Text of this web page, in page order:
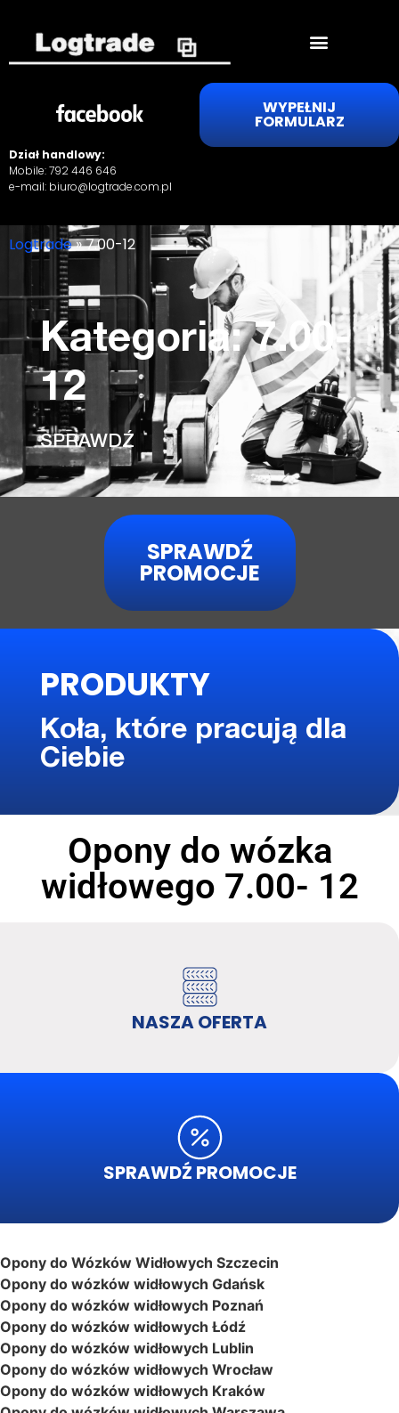
WYPEŁNIJ
FORMULARZ
Dział handlowy:
Mobile:792 446 646
e-mail: biuro@logtrade.com.pl
Logtrade»7.00-12
Kategoria: 7.00-
12
SPRAWDŹ
SPRAWDŹ
PROMOCJE
PRODUKTY
Koła, które pracują dla
Ciebie
Opony do wózka
widłowego 7.00- 12
NASZA OFERTA
SPRAWDŹ PROMOCJE
Opony do Wózków Widłowych Szczecin
Opony do wózków widłowych Gdańsk
Opony do wózków widłowych Poznań
Opony do wózków widłowych Łódź
Opony do wózków widłowych Lublin
Opony do wózków widłowych Wrocław
Opony do wózków widłowych Kraków